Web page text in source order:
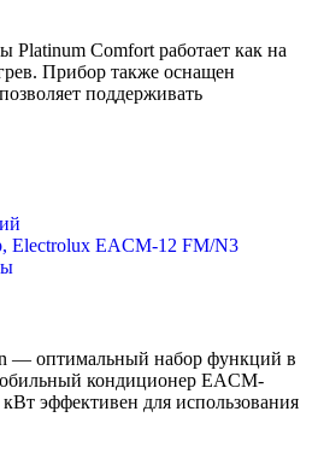
Comfort работает как на
Прибор также оснащен
поддерживать
Electrolux EACM-12 FM/N3
— оптимальный набор функций в
кондиционер EACM-
эффективен для использования